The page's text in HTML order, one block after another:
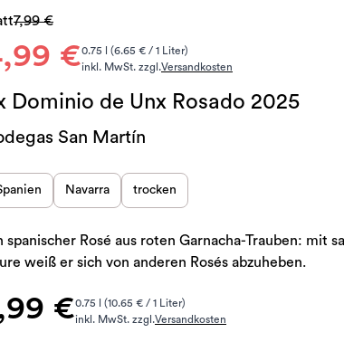
€
7,99 €
0.75 l (6.65 € / 1 Liter)
inkl. MwSt. zzgl.Versandkosten
Dominio de Unx Rosado 2025
San Martín
Navarra trocken
spanischer Rosé aus roten Garnacha-Trauben:
weiß er sich von anderen Rosés abzuheben.
€0.75 l (10.65 € / 1 Liter)
inkl. MwSt. zzgl.Versandkosten